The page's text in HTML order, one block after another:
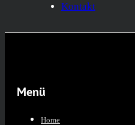
Kontakt
Menü
Home